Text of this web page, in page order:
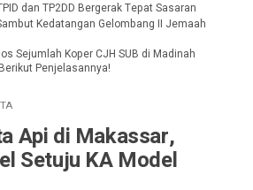
dan TP2DD Bergerak Tepat Sasaran
Kedatangan Gelombang II Jemaah
Sejumlah Koper CJH SUB di Madinah
Penjelasannya!
Api di Makassar,
Setuju KA Model